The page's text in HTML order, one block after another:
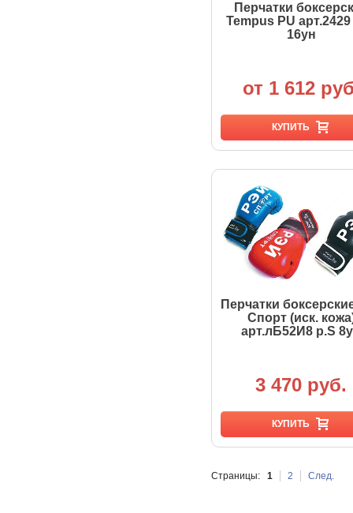
Перчатки
Tempus PU арт.2429
16ун
от 1 612
КУПИТЬ
Перчатки
Спорт (иск.
арт.лБ52И8 р.S
3 470 руб.
КУПИТЬ
Страницы: 1 2 След.